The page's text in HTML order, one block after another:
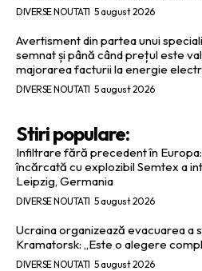
DIVERSE NOUTATI 5 august 2026
Avertisment din partea unui
semnat și până când prețul este
majorarea facturii la energie
DIVERSE NOUTATI 5 august 2026
Stiri populare:
Infiltrare fără precedent în
încărcată cu explozibil Semtex a
Leipzig, Germania
DIVERSE NOUTATI 5 august 2026
Ucraina organizează evacuarea a
Kramatorsk: „Este o alegere
DIVERSE NOUTATI 5 august 2026